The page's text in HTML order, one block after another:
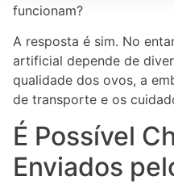
funcionam?
A resposta é sim. No
artificial depende de
qualidade dos ovos, a
de transporte e os
É Possível
Enviados